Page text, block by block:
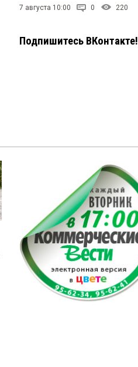
7 августа 10:00 0 220
Подпишитесь ВКонтакте!